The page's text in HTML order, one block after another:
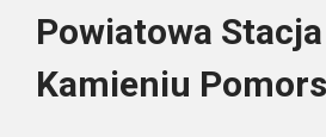
Powiatowa
Kamieniu